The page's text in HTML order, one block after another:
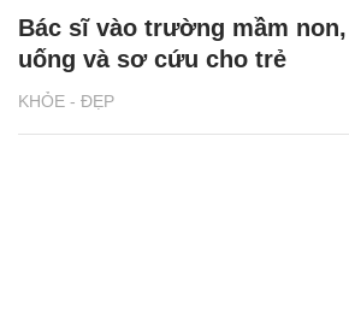
KHỎE - ĐẸP
Bác sĩ vào trường mầm
uống và sơ cứu cho trẻ